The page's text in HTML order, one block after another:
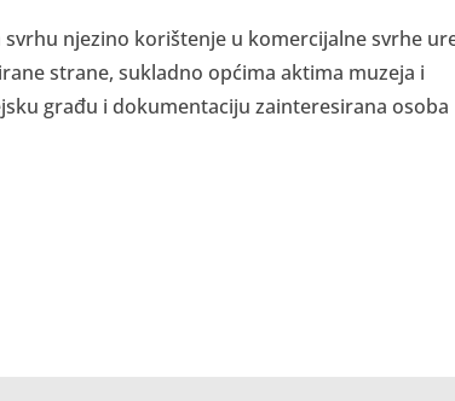
njezino korištenje u komercijalne svrhe
strane, sukladno općima aktima muzeja i
građu i dokumentaciju zainteresirana osoba